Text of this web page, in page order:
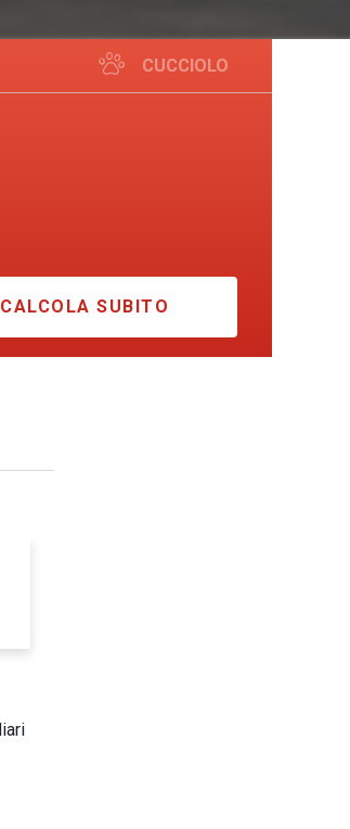
CUCCIOLO
CALCOLA SUBITO